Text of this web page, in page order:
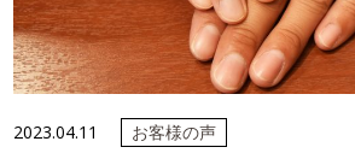
2023.04.11 お客様の声